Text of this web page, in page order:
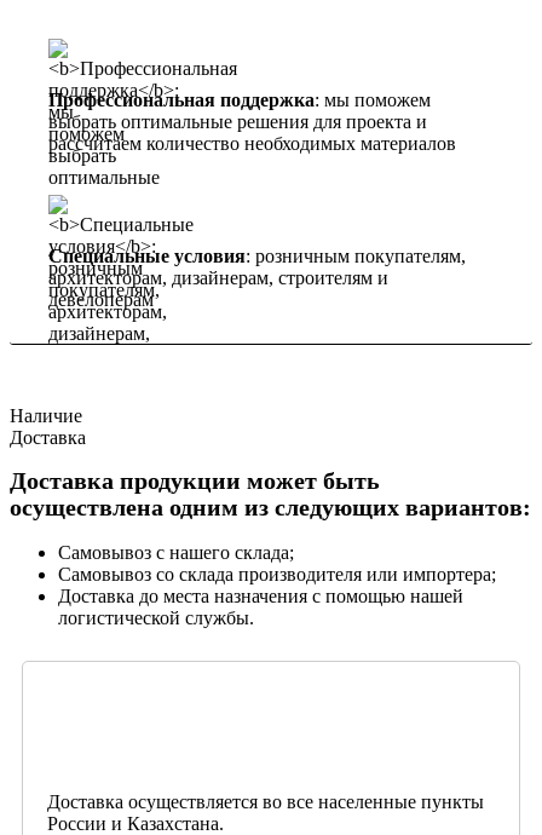
Профессиональная поддержка: мы поможем
выбрать оптимальные решения для проекта и
рассчитаем количество необходимых материалов
Специальные условия: розничным покупателям,
архитекторам, дизайнерам, строителям и
девелоперам
Наличие
Доставка
Доставка продукции может быть
осуществлена одним из следующих вариантов:
Самовывоз с нашего склада;
Самовывоз со склада производителя или импортера;
Доставка до места назначения с помощью нашей
логистической службы.
Доставка осуществляется во все населенные пункты
России и Казахстана.